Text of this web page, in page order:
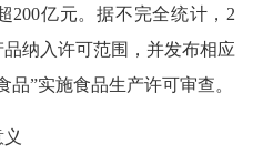
200亿元。据不完全统计，2
纳入许可范围，并发布相应
”实施食品生产许可审查。